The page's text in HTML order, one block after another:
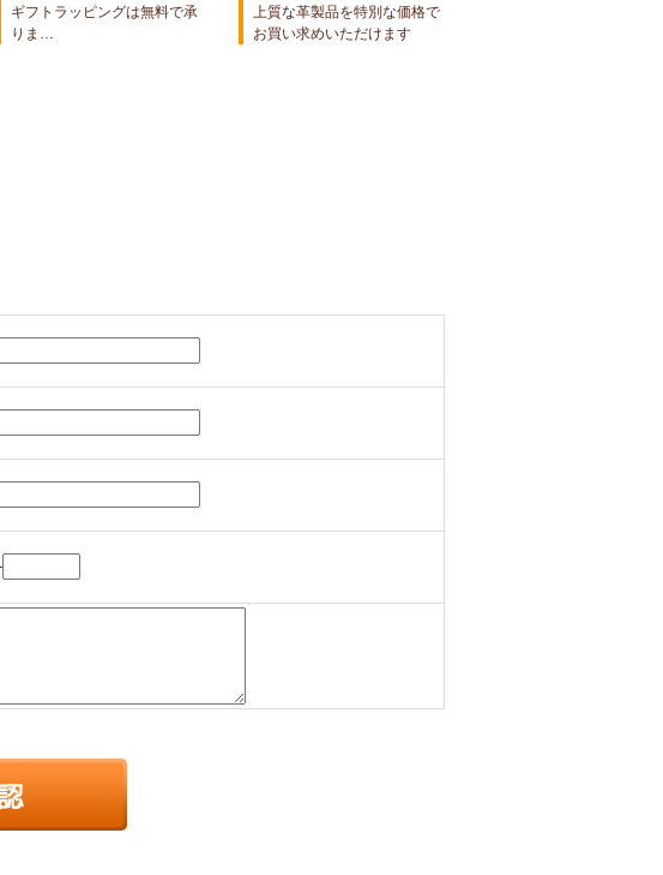
ギフトラッピングは無料で承
りま…
上質な革製品を特別な価格で
お買い求めいただけます